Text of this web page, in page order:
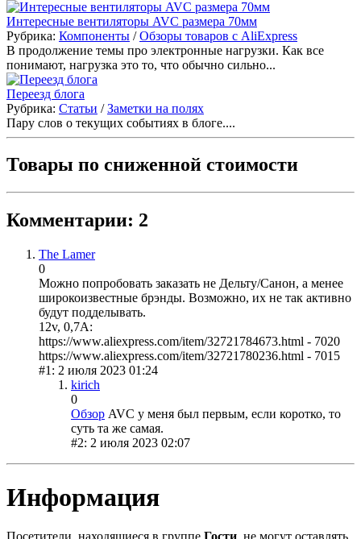
Интересные вентиляторы AVC размера 70мм
Рубрика: Компоненты /Обзоры товаров с AliExpress
В продолжение темы про электронные нагрузки. Как все
понимают, нагрузка это то, что обычно сильно...
Переезд блога
Рубрика: Статьи /Заметки на полях
Пару слов о текущих событиях в блоге....
Товары по сниженной стоимости
Комментарии: 2
The Lamer
0
Можно попробовать заказать не Дельту/Санон, а менее
широкоизвестные брэнды. Возможно, их не так активно
будут подделывать.
12v, 0,7A:
https://www.aliexpress.com/item/32721784673.html - 7020
https://www.aliexpress.com/item/32721780236.html - 7015
#1: 2 июля 2023 01:24
kirich
0
Обзор AVC у меня был первым, если коротко, то
суть та же самая.
#2: 2 июля 2023 02:07
Информация
Посетители, находящиеся в группе Гости , не могут оставлять